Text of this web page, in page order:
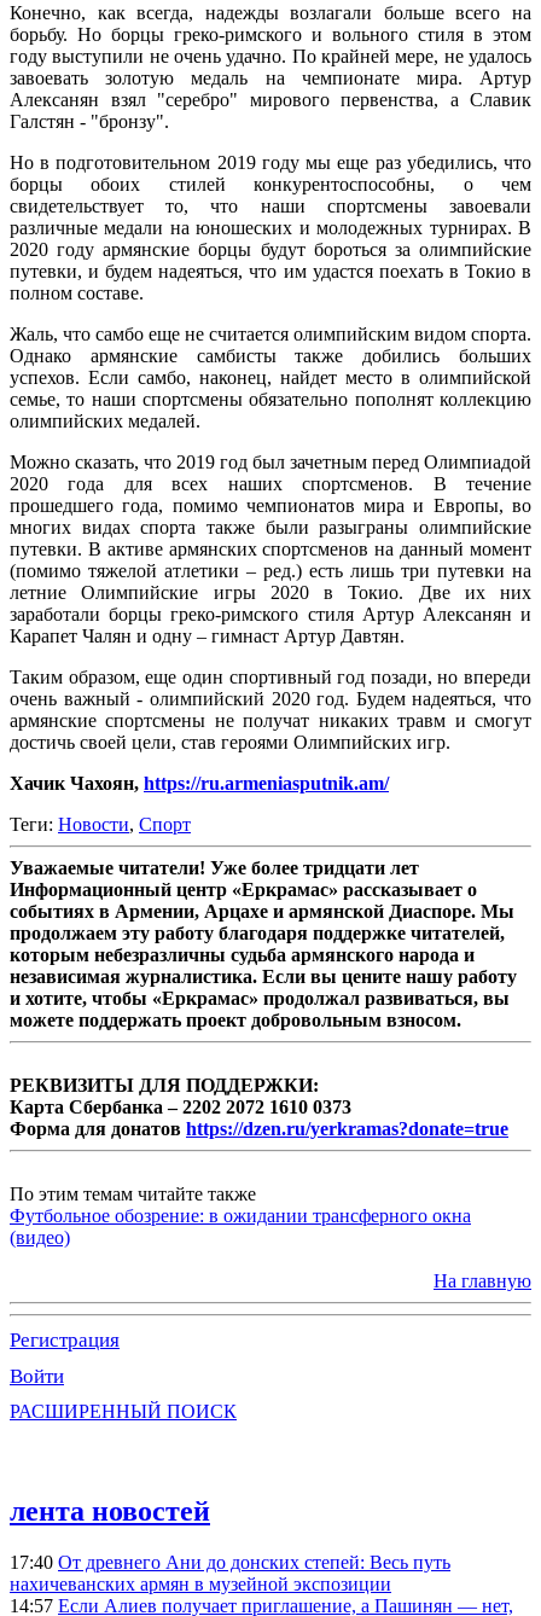
Конечно, как всегда, надежды возлагали больше всего на
борьбу. Но борцы греко-римского и вольного стиля в этом
году выступили не очень удачно. По крайней мере, не удалось
завоевать золотую медаль на чемпионате мира. Артур
Алексанян взял "серебро" мирового первенства, а Славик
Галстян - "бронзу".
Но в подготовительном 2019 году мы еще раз убедились, что
борцы обоих стилей конкурентоспособны, о чем
свидетельствует то, что наши спортсмены завоевали
различные медали на юношеских и молодежных турнирах. В
2020 году армянские борцы будут бороться за олимпийские
путевки, и будем надеяться, что им удастся поехать в Токио в
полном составе.
Жаль, что самбо еще не считается олимпийским видом спорта.
Однако армянские самбисты также добились больших
успехов. Если самбо, наконец, найдет место в олимпийской
семье, то наши спортсмены обязательно пополнят коллекцию
олимпийских медалей.
Можно сказать, что 2019 год был зачетным перед Олимпиадой
2020 года для всех наших спортсменов. В течение
прошедшего года, помимо чемпионатов мира и Европы, во
многих видах спорта также были разыграны олимпийские
путевки. В активе армянских спортсменов на данный момент
(помимо тяжелой атлетики – ред.) есть лишь три путевки на
летние Олимпийские игры 2020 в Токио. Две их них
заработали борцы греко-римского стиля Артур Алексанян и
Карапет Чалян и одну – гимнаст Артур Давтян.
Таким образом, еще один спортивный год позади, но впереди
очень важный - олимпийский 2020 год. Будем надеяться, что
армянские спортсмены не получат никаких травм и смогут
достичь своей цели, став героями Олимпийских игр.
Хачик Чахоян, https://ru.armeniasputnik.am/
Теги: Новости, Спорт
Уважаемые читатели! Уже более тридцати лет
Информационный центр «Еркрамас» рассказывает о
событиях в Армении, Арцахе и армянской Диаспоре. Мы
продолжаем эту работу благодаря поддержке читателей,
которым небезразличны судьба армянского народа и
независимая журналистика. Если вы цените нашу работу
и хотите, чтобы «Еркрамас» продолжал развиваться, вы
можете поддержать проект добровольным взносом.
РЕКВИЗИТЫ ДЛЯ ПОДДЕРЖКИ:
Карта Сбербанка – 2202 2072 1610 0373
Форма для донатов https://dzen.ru/yerkramas?donate=true
По этим темам читайте также
Футбольное обозрение: в ожидании трансферного окна
(видео)
На главную
Регистрация
Войти
РАСШИРЕННЫЙ ПОИСК
лента новостей
17:40 От древнего Ани до донских степей: Весь путь
нахичеванских армян в музейной экспозиции
14:57 Если Алиев получает приглашение, а Пашинян — нет,